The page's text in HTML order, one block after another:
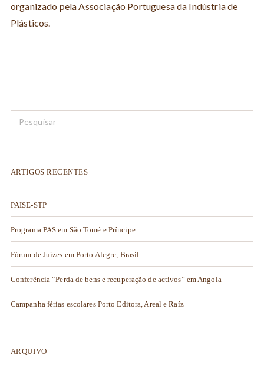
organizado pela Associação Portuguesa da Indústria de
Plásticos.
ARTIGOS RECENTES
PAISE-STP
Programa PAS em São Tomé e Príncipe
Fórum de Juízes em Porto Alegre, Brasil
Conferência “Perda de bens e recuperação de activos” em Angola
Campanha férias escolares Porto Editora, Areal e Raíz
ARQUIVO